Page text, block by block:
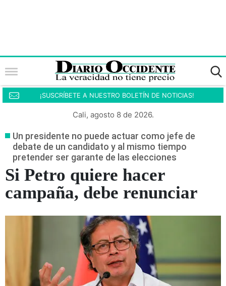
¡SUSCRÍBETE A NUESTRO BOLETÍN DE NOTICIAS!
Cali, agosto 8 de 2026.
Un presidente no puede actuar como jefe de
debate de un candidato y al mismo tiempo
pretender ser garante de las elecciones
Si Petro quiere hacer
campaña, debe renunciar